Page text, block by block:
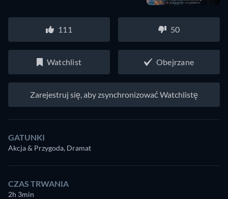
111 50
Watchlist Obejrzane
Zarejestruj się, aby zsynchronizować Watchlistę
GATUNKI
Akcja & Przygoda, Dramat
CZAS TRWANIA
2h 3min